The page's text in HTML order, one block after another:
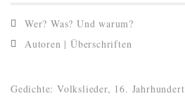
Wer? Was? Und warum?
Autoren | Überschriften
Gedichte: Volkslieder, 16. Jahrhundert